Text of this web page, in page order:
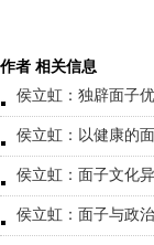
作者 相关信息
侯立虹：独辟面子
侯立虹：以健康的
侯立虹：面子文化
侯立虹：面子与政